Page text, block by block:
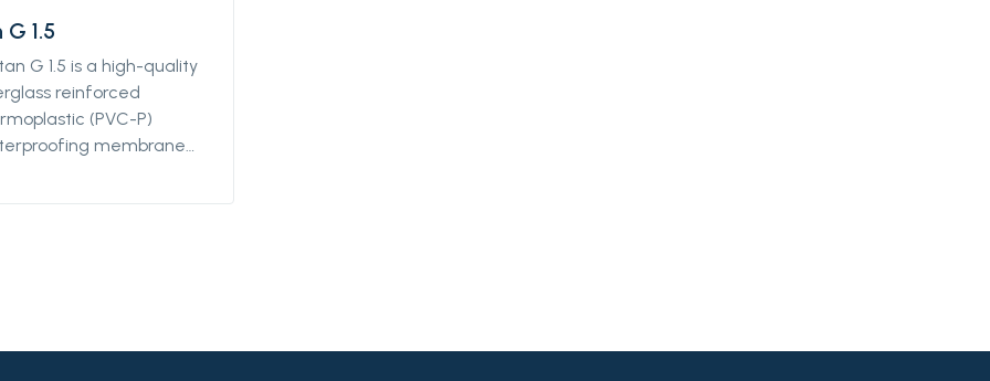
1.5
G 1.5 is a high-quality
reinforced
(PVC-P)
membrane
to UV, pollution